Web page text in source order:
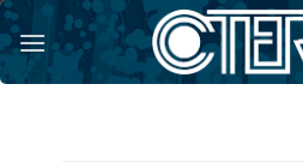
Saltar
al
contenido